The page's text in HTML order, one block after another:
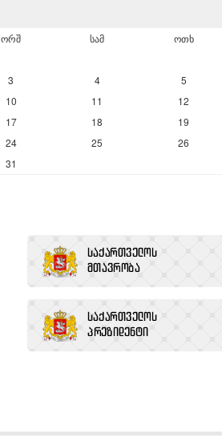
ორშ სამ ოთხ
3 4
5
10
11
12
17
18
19
24
25
26
31